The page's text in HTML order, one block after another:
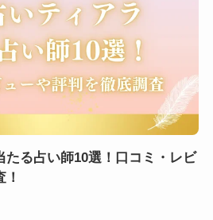
たる占い師10選！口コミ・レビ